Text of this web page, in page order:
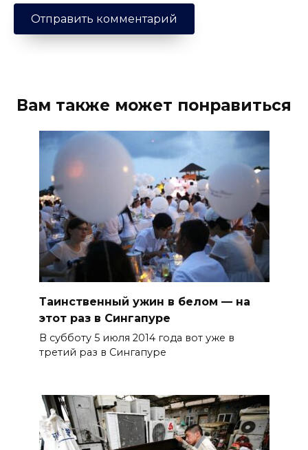
Вам также может понравиться
Таинственный ужин в белом — на
этот раз в Сингапуре
В субботу 5 июля 2014 года вот уже в
третий раз в Сингапуре